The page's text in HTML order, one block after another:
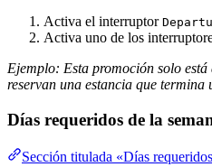
Activa el interruptor
Activa uno de los
Ejemplo: Esta promoción solo
reservan una estancia que termina
Días requeridos de la
Sección titulada «Días